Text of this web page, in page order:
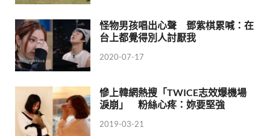
怪物男孩唱出心聲 鄧紫棋累喊：在
台上都覺得別人討厭我
2020-07-17
慘上韓網熱搜「TWICE志效爆機場
淚崩」 粉絲心疼：妳要堅強
2019-03-21